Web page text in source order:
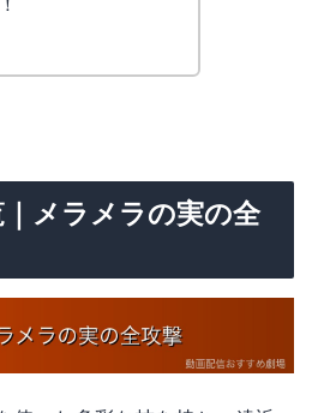
メラメラの実の全